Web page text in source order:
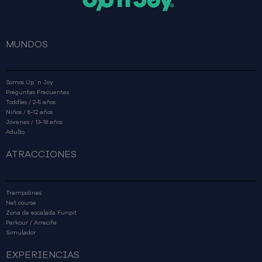
MUNDOS
Somos Up´n Joy
Preguntas Frecuentes
Toddles / 2-5 años
Niños / 6-12 años
Jóvenes / 13-18 años
Adulto
ATRACCIONES
Trampolines
Net course
Zona de escalada Funpit
Parkour / Arrecife
Simulador
EXPERIENCIAS